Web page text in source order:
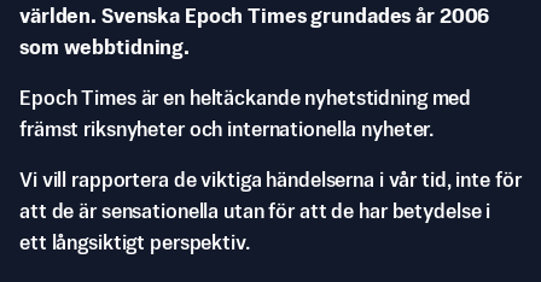
världen. Svenska Epoch Times grundades år 2006
som webbtidning.
Epoch Times är en heltäckande nyhetstidning med
främst riksnyheter och internationella nyheter.
Vi vill rapportera de viktiga händelserna i vår tid, inte för
att de är sensationella utan för att de har betydelse i
ett långsiktigt perspektiv.